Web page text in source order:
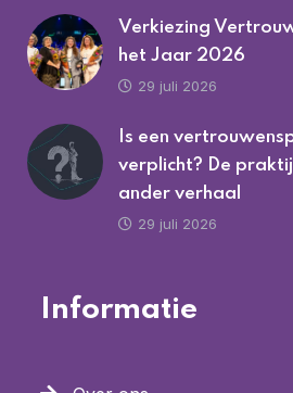
Verkiezing
het Jaar 2026
29 juli 2026
Is een
verplicht? De
ander verhaal
29 juli 2026
Informatie